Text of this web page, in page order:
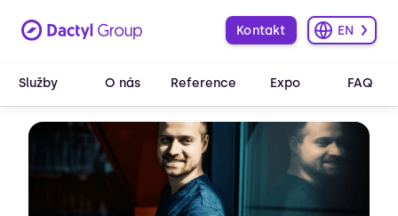
Služby O nás Reference Expo FAQ
Kontakt EN